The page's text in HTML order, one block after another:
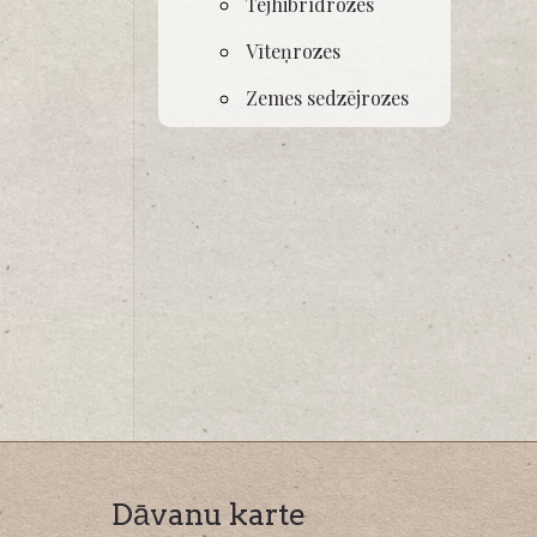
Vīteņrozes
Zemes sedzējrozes
Dāvanu karte